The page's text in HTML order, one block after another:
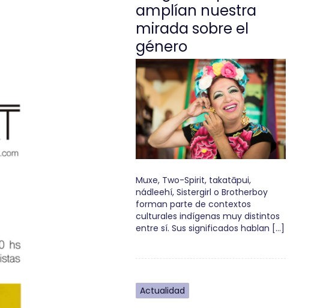
amplían nuestra
mirada sobre el
género
Muxe, Two-Spirit, takatāpui,
nádleehí, Sistergirl o Brotherboy
forman parte de contextos
culturales indígenas muy distintos
entre sí. Sus significados hablan […]
Actualidad